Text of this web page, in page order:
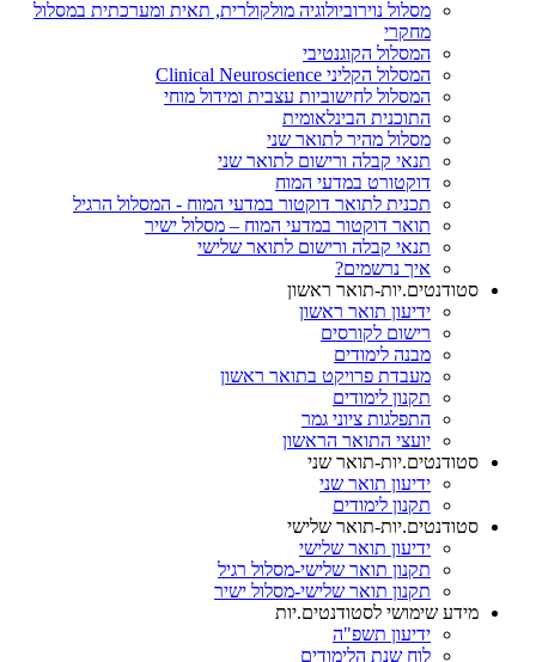
מסלול נוירוביולוגיה מולקולרית, תאית ומערכתית במסלול
מחקרי
המסלול הקוגנטיבי
המסלול הקליני Clinical Neuroscience
המסלול לחישוביות עצבית ומידול מוחי
התוכנית הבינלאומית
מסלול מהיר לתואר שני
תנאי קבלה ורישום לתואר שני
דוקטורט במדעי המוח
תכנית לתואר דוקטור במדעי המוח - המסלול הרגיל
תואר דוקטור במדעי המוח – מסלול ישיר
תנאי קבלה ורישום לתואר שלישי
איך נרשמים?
סטודנטים.יות-תואר ראשון
ידיעון תואר ראשון
רישום לקורסים
מבנה לימודים
מעבדת פרויקט בתואר ראשון
תקנון לימודים
התפלגות ציוני גמר
יועצי התואר הראשון
סטודנטים.יות-תואר שני
ידיעון תואר שני
תקנון לימודים
סטודנטים.יות-תואר שלישי
ידיעון תואר שלישי
תקנון תואר שלישי-מסלול רגיל
תקנון תואר שלישי-מסלול ישיר
מידע שימושי לסטודנטים.יות
ידיעון תשפ"ה
לוח שנת הלימודים